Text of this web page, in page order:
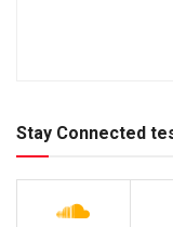
Stay Connected